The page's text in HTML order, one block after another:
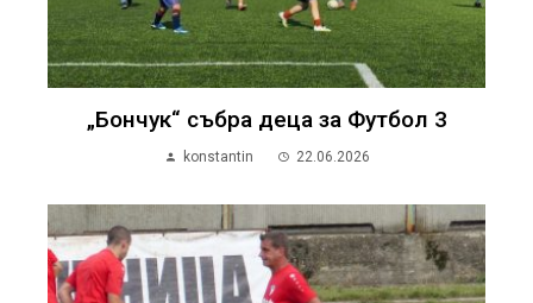
„Бончук“ събра деца за Футбол 3
konstantin 22.06.2026